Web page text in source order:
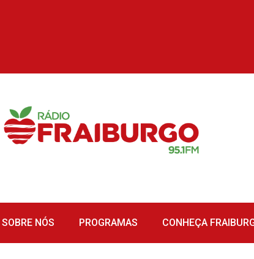
SOBRE NÓS PROGRAMAS CONHEÇA